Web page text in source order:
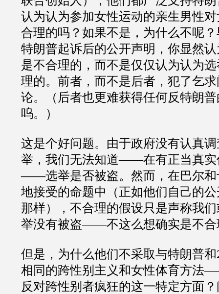
认为认为参加女性运动的亲生男性
合理的吗？如果不是，为什么不呢
特朗普起诉后的公开声明，你显然
是不合理的，而不是仅仅认为认为
理的。前者，而不是后者，犯了乞
论。（后者也更难获得任何反特朗
呜。）
这是个好问题。由于政府没有认真
举，我们无法知道——在有正当真
——选举是否被盗。然而，在巴尔
地接受的命题中（正如他们自己的
那样），不合理的假设只是声称我
举没有被盗——不这么想确实是不
但是，为什么他们不采取与特朗普和
相同的跨性别主义和女性体育方法
反对跨性别者疯狂的这一特定方面